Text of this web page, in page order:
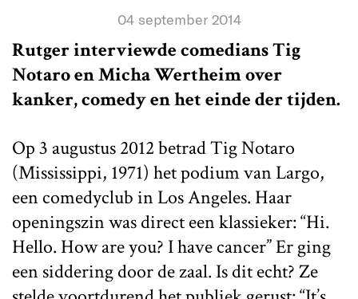
04 september 2014
Rutger interviewde comedians Tig
Notaro en Micha Wertheim over
kanker, comedy en het einde der tijden.
Op 3 augustus 2012 betrad Tig Notaro
(Mississippi, 1971) het podium van Largo,
een comedyclub in Los Angeles. Haar
openingszin was direct een klassieker: “Hi.
Hello. How are you? I have cancer” Er ging
een siddering door de zaal. Is dit echt? Ze